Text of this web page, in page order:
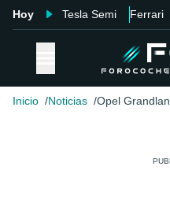
Hoy Tesla Semi Ferrari
Inicio Noticias Opel